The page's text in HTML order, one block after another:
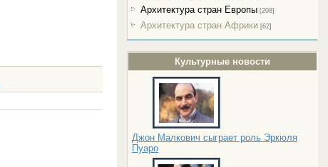
Архитектура стран Европы [208]
Архитектура стран Африки [62]
Культурные новости
Джон Малкович сыграет роль Эркюля
Пуаро